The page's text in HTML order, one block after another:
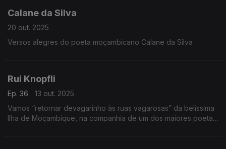
Calane da Silva
20 out. 2025
Versos alegres do poeta moçambicano Calane da Silva
Rui Knopfli
Ep. 36
13 out. 2025
Vamos “retornar devagarinho às ruas vagarosas” da belíssima
Ilha de Moçambique, na companhia de um dos maiores poetas